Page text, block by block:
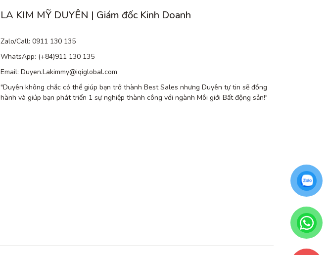
LA KIM MỸ DUYÊN | Giám đốc Kinh Doanh
Zalo/Call: 0911 130 135
WhatsApp: (+84)911 130 135
Email: Duyen.Lakimmy@iqiglobal.com
"Duyên không chắc có thể giúp bạn trở thành Best Sales nhưng Duyên tự tin sẽ đồng
hành và giúp bạn phát triển 1 sự nghiệp thành công với ngành Môi giới Bất động sản!"